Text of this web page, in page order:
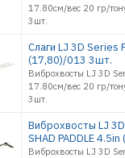
17.80см/вес 20 гр/
3шт.
Слаги LJ 3D Series
(17,80)/013 3шт.
Виброхвосты LJ 3D
17.80см/вес 20 гр/
3шт.
Виброхвосты LJ
SHAD PADDLE
Виброхвосты LJ 3D